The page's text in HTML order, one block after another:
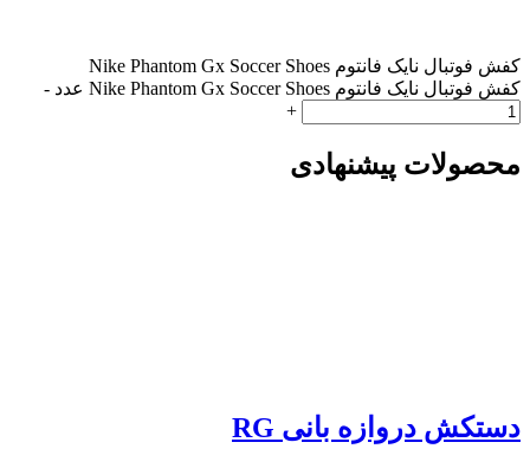
کفش فوتبال نایک فانتوم Nike Phantom Gx Soccer Shoes
کفش فوتبال نایک فانتوم Nike Phantom Gx Soccer Shoes عدد
-
+
محصولات پیشنهادی
دستکش دروازه بانی RG